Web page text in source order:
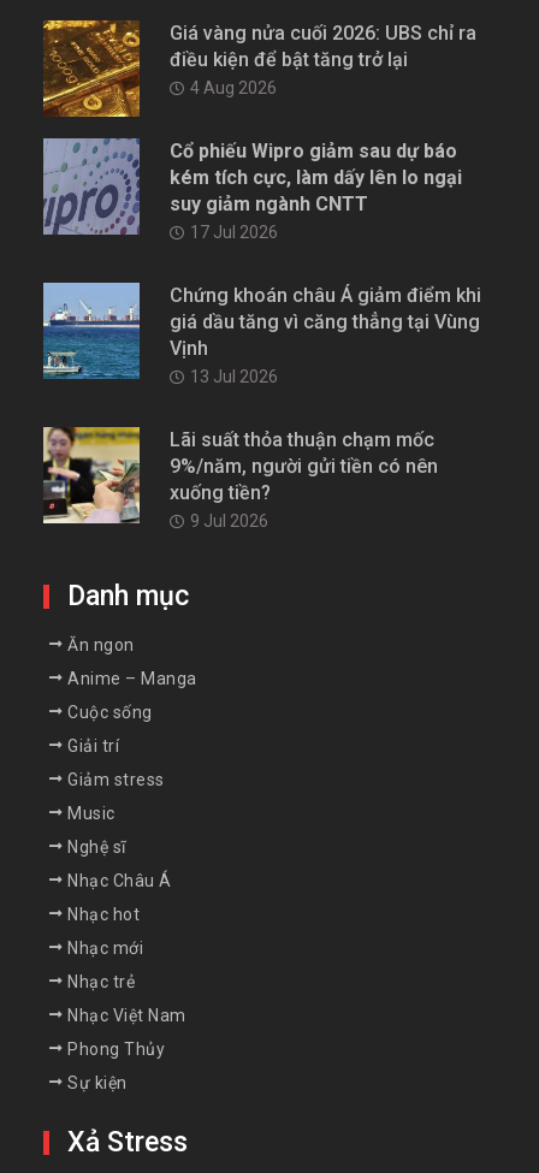
Giá vàng nửa cuối 2026: UBS chỉ ra
điều kiện để bật tăng trở lại
4 Aug 2026
Cổ phiếu Wipro giảm sau dự báo
kém tích cực, làm dấy lên lo ngại
suy giảm ngành CNTT
17 Jul 2026
Chứng khoán châu Á giảm điểm khi
giá dầu tăng vì căng thẳng tại Vùng
Vịnh
13 Jul 2026
Lãi suất thỏa thuận chạm mốc
9%/năm, người gửi tiền có nên
xuống tiền?
9 Jul 2026
Danh mục
Ăn ngon
Anime – Manga
Cuộc sống
Giải trí
Giảm stress
Music
Nghệ sĩ
Nhạc Châu Á
Nhạc hot
Nhạc mới
Nhạc trẻ
Nhạc Việt Nam
Phong Thủy
Sự kiện
Xả Stress